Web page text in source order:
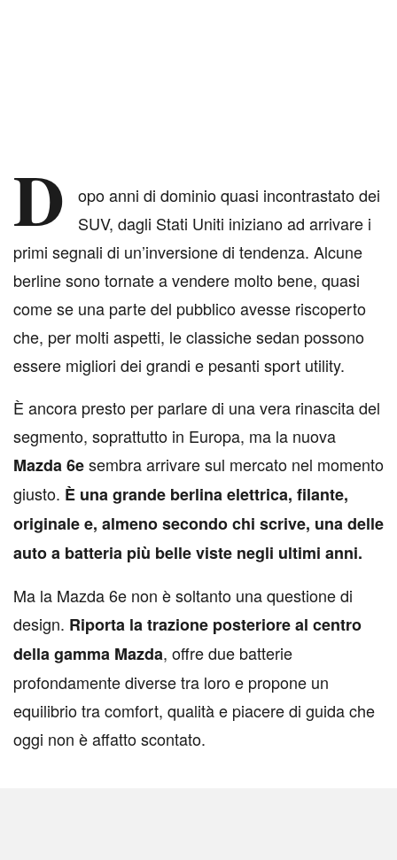
D
opo anni di dominio quasi incontrastato dei
SUV, dagli Stati Uniti iniziano ad arrivare i
primi segnali di un’inversione di tendenza. Alcune
berline sono tornate a vendere molto bene, quasi
come se una parte del pubblico avesse riscoperto
che, per molti aspetti, le classiche sedan possono
essere migliori dei grandi e pesanti sport utility.
È ancora presto per parlare di una vera rinascita del
segmento, soprattutto in Europa, ma la nuova
Mazda 6esembra arrivare sul mercato nel momento
giusto. È una grande berlina elettrica, filante,
originale e, almeno secondo chi scrive, una delle
auto a batteria più belle viste negli ultimi anni.
Ma la Mazda 6e non è soltanto una questione di
design. Riporta la trazione posteriore al centro
della gamma Mazda, offre due batterie
profondamente diverse tra loro e propone un
equilibrio tra comfort, qualità e piacere di guida che
oggi non è affatto scontato.